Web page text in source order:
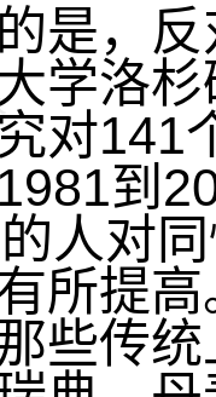
是，
学洛
对141
到
人对
所提
些传